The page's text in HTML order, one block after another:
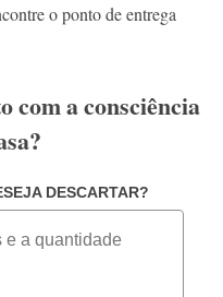
o ponto de entrega
com a consciência
DESCARTAR?